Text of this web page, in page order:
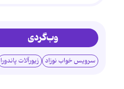
وب‌گردی
سرویس خواب نوزاد زیورآلات پاندورا